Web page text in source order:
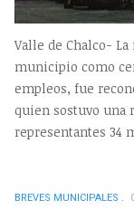
Valle de Chalco-
municipio como
empleos, fue
quien sostuvo una
representantes 34
BREVES MUNICIPALES